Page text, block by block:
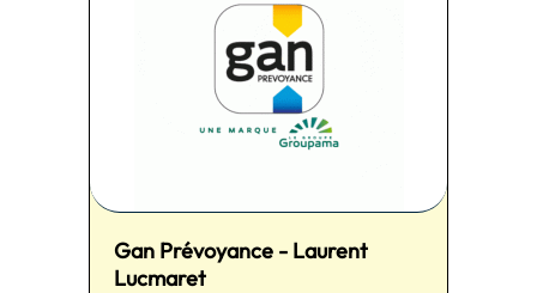
Gan Prévoyance - Laurent
Lucmaret